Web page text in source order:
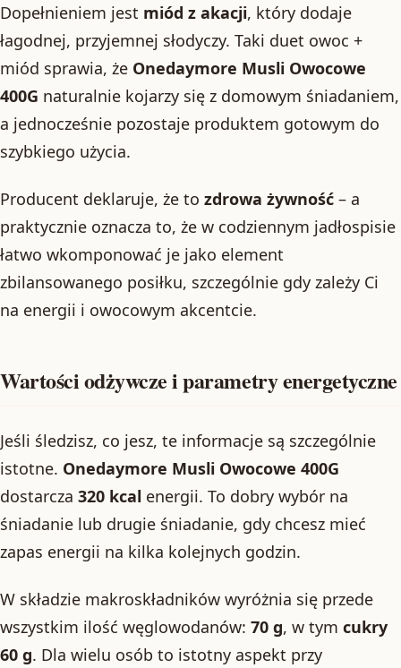
Dopełnieniem jest miód z akacji, który dodaje
łagodnej, przyjemnej słodyczy. Taki duet owoc +
miód sprawia, że Onedaymore Musli Owocowe
400G naturalnie kojarzy się z domowym śniadaniem,
a jednocześnie pozostaje produktem gotowym do
szybkiego użycia.
Producent deklaruje, że to zdrowa żywność – a
praktycznie oznacza to, że w codziennym jadłospisie
łatwo wkomponować je jako element
zbilansowanego posiłku, szczególnie gdy zależy Ci
na energii i owocowym akcentcie.
Wartości odżywcze i parametry energetyczne
Jeśli śledzisz, co jesz, te informacje są szczególnie
istotne. Onedaymore Musli Owocowe 400G
dostarcza 320 kcal energii. To dobry wybór na
śniadanie lub drugie śniadanie, gdy chcesz mieć
zapas energii na kilka kolejnych godzin.
W składzie makroskładników wyróżnia się przede
wszystkim ilość węglowodanów: 70 g, w tym cukry
60 g. Dla wielu osób to istotny aspekt przy